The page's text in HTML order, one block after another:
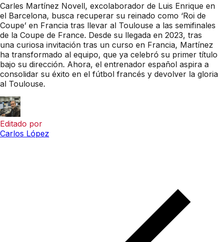
Carles Martínez Novell, excolaborador de Luis Enrique en
el Barcelona, busca recuperar su reinado como ‘Roi de
Coupe’ en Francia tras llevar al Toulouse a las semifinales
de la Coupe de France. Desde su llegada en 2023, tras
una curiosa invitación tras un curso en Francia, Martínez
ha transformado al equipo, que ya celebró su primer título
bajo su dirección. Ahora, el entrenador español aspira a
consolidar su éxito en el fútbol francés y devolver la gloria
al Toulouse.
Editado por
Carlos López